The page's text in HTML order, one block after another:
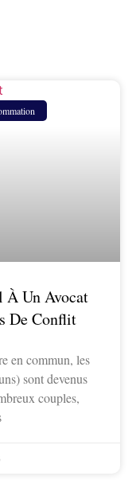
À Un Avocat
De Conflit
en commun, les
sont devenus
couples,